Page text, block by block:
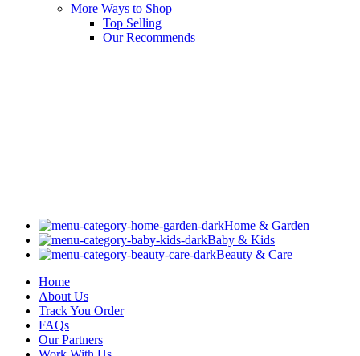
More Ways to Shop
Top Selling
Our Recommends
Home & Garden
Baby & Kids
Beauty & Care
Home
About Us
Track You Order
FAQs
Our Partners